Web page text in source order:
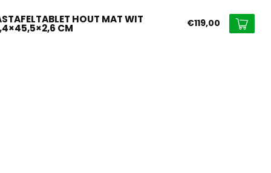
HOUT MAT WIT
CM €119,00